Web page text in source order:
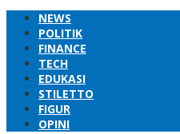
NEWS
POLITIK
FINANCE
TECH
EDUKASI
STILETTO
FIGUR
OPINI